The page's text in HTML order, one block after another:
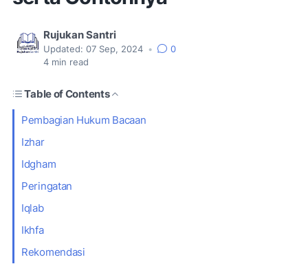
Rujukan Santri
Updated: 07 Sep, 2024 •
0
4 min read
Table of Contents
Pembagian Hukum Bacaan
Izhar
Idgham
Peringatan
Iqlab
Ikhfa
Rekomendasi